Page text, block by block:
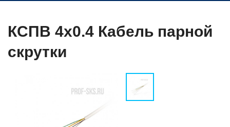
КСПВ 4х0.4 Кабель парной
скрутки